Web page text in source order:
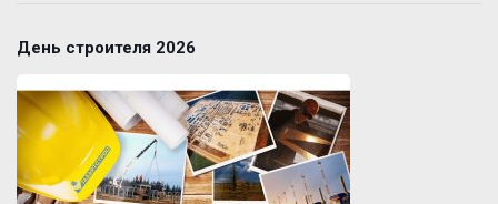
День строителя 2026